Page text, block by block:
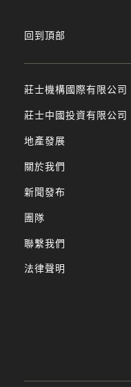
莊士機構國際有限公司
莊士中國投資有限公司
地產發展
關於我們
新聞發布
團隊
回到頂部
聯繫我們
法律聲明